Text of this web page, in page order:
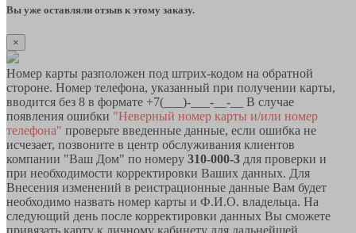
Вы уже оставляли отзыв к этому заказу.
×
Номер карты разположен под штрих-кодом на обратной
стороне. Номер телефона, указанный при получении карты,
вводится без 8 в формате +7(___)-___-__-__ В случае
появления ошибки "Неверный номер карты и/или номер
телефона" проверьте введенные данные, если ошибка не
исчезает, позвоните в центр обслуживания клиентов
компании "Ваш Дом" по номеру 310-000-3 для проверки и
при необходимости корректировки Ваших данных. Для
Внесения изменений в реистрационные данные Вам будет
необходимо назвать номер карты и Ф.И.О. владельца. На
следующий день после корректировки данных Вы сможете